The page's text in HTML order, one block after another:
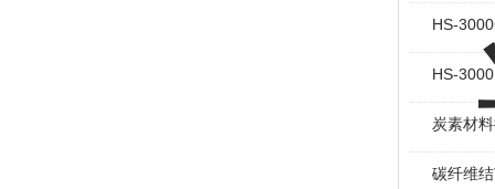
HS-
HS-
炭素材
碳纤维